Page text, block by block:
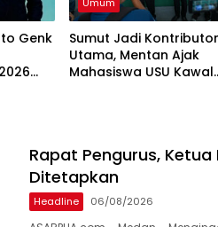
Genk
Sumut Jadi Kontributor
Utama, Mentan Ajak
Mahasiswa USU Kawal
Rapat Pengurus,
Ditetapkan
Headline 06/08/2026